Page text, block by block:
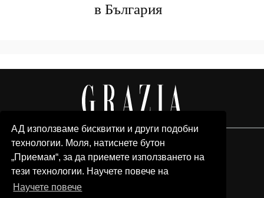
АД използваме бисквитки и други подобни
технологии. Моля, натиснете бутон
„Приемам“, за да приемете използването на
тези технологии. Научете повече на
Научете повече
в България